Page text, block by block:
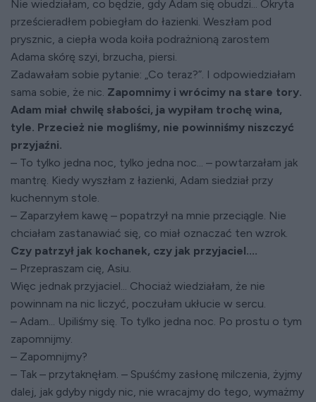
Nie wiedziałam, co będzie, gdy Adam się obudzi... Okryta
prześcieradłem pobiegłam do łazienki. Weszłam pod
prysznic, a ciepła woda koiła podrażnioną zarostem
Adama skórę szyi, brzucha, piersi.
Zadawałam sobie pytanie: „Co teraz?”. I odpowiedziałam
sama sobie, że nic. Zapomnimy i wrócimy na stare tory.
Adam miał chwilę słabości, ja wypiłam trochę wina,
tyle. Przecież nie mogliśmy, nie powinniśmy niszczyć
przyjaźni.
– To tylko jedna noc, tylko jedna noc... – powtarzałam jak
mantrę. Kiedy wyszłam z łazienki, Adam siedział przy
kuchennym stole.
– Zaparzyłem kawę – popatrzył na mnie przeciągle. Nie
chciałam zastanawiać się, co miał oznaczać ten wzrok.
Czy patrzył jak kochanek, czy jak przyjaciel....
– Przepraszam cię, Asiu.
Więc jednak przyjaciel... Chociaż wiedziałam, że nie
powinnam na nic liczyć, poczułam ukłucie w sercu.
– Adam... Upiliśmy się. To tylko jedna noc. Po prostu o tym
zapomnijmy.
– Zapomnijmy?
– Tak – przytaknęłam. – Spuśćmy zasłonę milczenia, żyjmy
dalej, jak gdyby nigdy nic, nie wracajmy do tego, wymażmy